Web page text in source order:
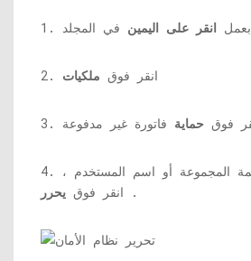
بعمل انقر على اليمين في المجلد
2. انقر فوق ملكيات
فوق حماية
المجموعة أو اسم المستخدم ،
انقر فوق يحرر .